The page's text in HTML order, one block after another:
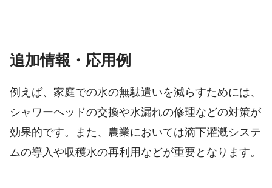
追加情報・応用例
例えば、家庭での水の無駄遣いを減らすためには、
シャワーヘッドの交換や水漏れの修理などの対策が
効果的です。また、農業においては滴下灌漑システ
ムの導入や収穫水の再利用などが重要となります。